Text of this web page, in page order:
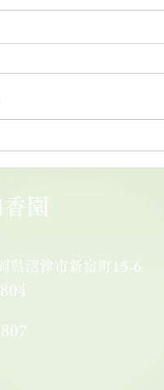
夏季営業の
園
県沼津市新宿町15-6